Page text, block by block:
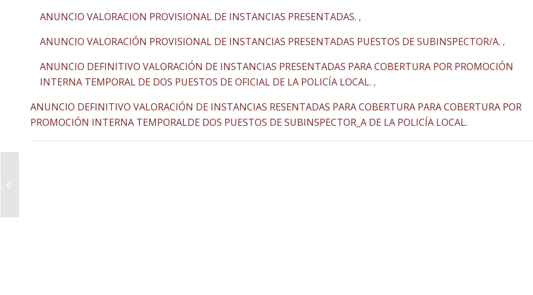
ANUNCIO VALORACION PROVISIONAL DE INSTANCIAS PRESENTADAS. ,
ANUNCIO VALORACIÓN PROVISIONAL DE INSTANCIAS PRESENTADAS PUESTOS DE SUBINSPECTOR/A. ,
ANUNCIO DEFINITIVO VALORACIÓN DE INSTANCIAS PRESENTADAS PARA COBERTURA POR PROMOCIÓN
INTERNA TEMPORAL DE DOS PUESTOS DE OFICIAL DE LA POLICÍA LOCAL. ,
ANUNCIO DEFINITIVO VALORACIÓN DE INSTANCIAS RESENTADAS PARA COBERTURA PARA COBERTURA POR
PROMOCIÓN INTERNA TEMPORALDE DOS PUESTOS DE SUBINSPECTOR_A DE LA POLICÍA LOCAL.